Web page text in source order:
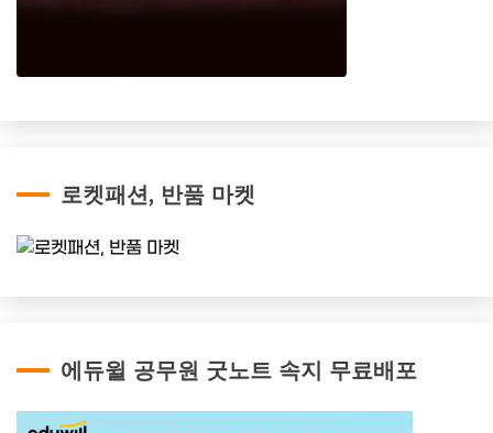
로켓패션, 반품 마켓
에듀윌 공무원 굿노트 속지 무료배포